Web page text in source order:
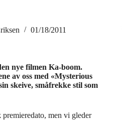
01/18/2011
nye filmen Ka-boom.
av oss med «Mysterious
skeive, småfrekke stil som
men vi gleder